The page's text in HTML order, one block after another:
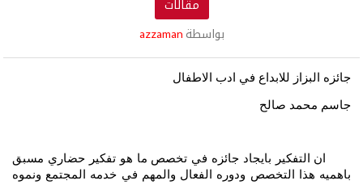
مقالات
بواسطة azzaman
جائزه البزاز للابداع في ادب الاطفال
جاسم محمد صالح
ان التفكير بايجاد جائزه في تخصص ما هو تفكير حضاري مسبق
باهميه هذا التخصص ودوره الفعال والمهم في خدمه المجتمع ونموه